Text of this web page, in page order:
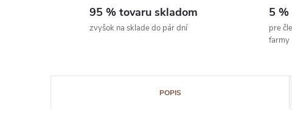
95 % tovaru skladom
zvyšok na sklade do pár dní
5 %
pre
farmy
POPIS